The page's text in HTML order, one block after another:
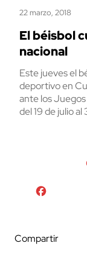
22 marzo, 2018
El béisbol
nacional
Este jueves el
deportivo en
ante los
del 19 de julio
Compartir